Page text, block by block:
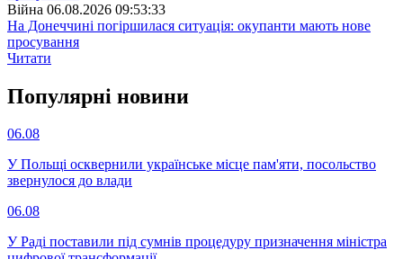
Війна 06.08.2026 09:53:33
На Донеччині погіршилася ситуація: окупанти мають нове
просування
Читати
Популярнi новини
06.08
У Польщі осквернили українське місце пам'яти, посольство
звернулося до влади
06.08
У Раді поставили під сумнів процедуру призначення міністра